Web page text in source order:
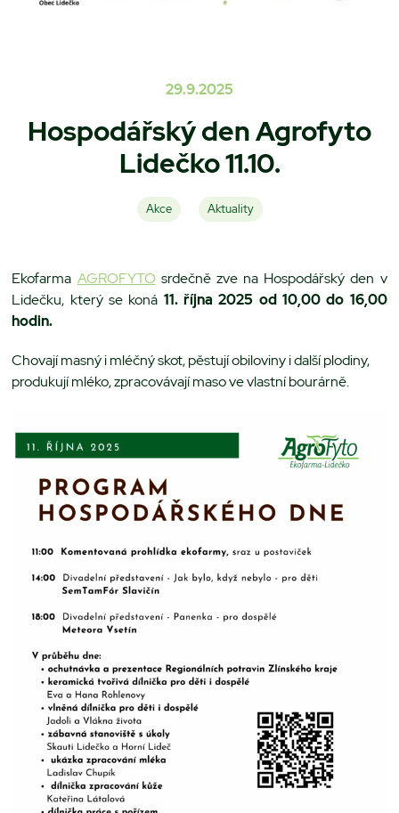
29.9.2025
Hospodářský den Agrofyto
Lidečko 11.10.
Akce Aktuality
Ekofarma AGROFYTOsrdečně zve na Hospodářský den v
Lidečku, který se koná 11. října 2025 od 10,00 do 16,00
hodin.
Chovají masný i mléčný skot, pěstují obiloviny i další plodiny,
produkují mléko, zpracovávají maso ve vlastní bourárně.